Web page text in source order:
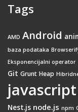
Tags
AMD Android
baza podataka
Eksponencijalni operator
Git Grunt Heap
javascript
Nest.js node.js npm